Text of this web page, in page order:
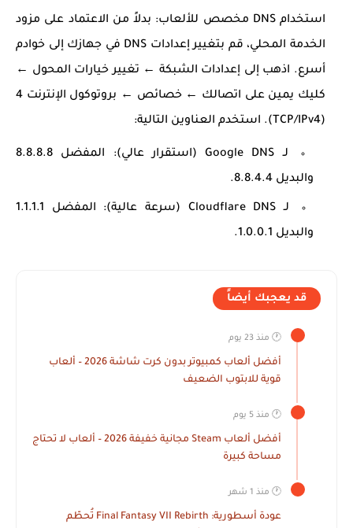
استخدام DNS مخصص للألعاب:
بدلاً من الاعتماد على مزود
الخدمة المحلي، قم بتغيير إعدادات DNS في جهازك إلى خوادم
أسرع. اذهب إلى إعدادات الشبكة ← تغيير خيارات المحول ←
كليك يمين على اتصالك ← خصائص ← بروتوكول الإنترنت 4
(TCP/IPv4). استخدم العناوين التالية:
لـ Google DNS (استقرار عالي): المفضل
8.8.8.8
والبديل 8.8.4.4
.
لـ Cloudflare DNS (سرعة عالية): المفضل
1.1.1.1
والبديل 1.0.0.1
.
قد يعجبك أيضاً
🕐 منذ 23 يوم
أفضل ألعاب كمبيوتر بدون كرت شاشة 2026 – ألعاب
قوية للابتوب الضعيف
🕐 منذ 5 يوم
أفضل ألعاب Steam مجانية خفيفة 2026 – ألعاب لا تحتاج
مساحة كبيرة
🕐 منذ 1 شهر
عودة أسطورية: Final Fantasy VII Rebirth تُحطّم